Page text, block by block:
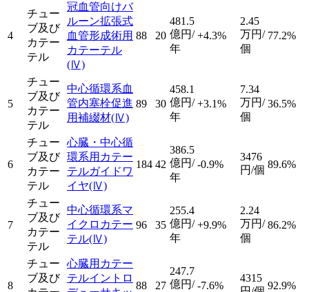
4
チュー
ブ及び
カテー
テル
冠血管向けバ
ルーン拡張式
血管形成術用
カテーテル
(Ⅳ)
88 20
481.5
億円/
年
+4.3%
2.45
万円/
個
77.2%
5
チュー
ブ及び
カテー
テル
中心循環系血
管内塞栓促進
用補綴材(Ⅳ)
89 30
458.1
億円/
年
+3.1%
7.34
万円/
個
36.5%
6
チュー
ブ及び
カテー
テル
心臓・中心循
環系用カテー
テルガイドワ
イヤ(Ⅳ)
184 42
386.5
億円/
年
-0.9%
3476
円/個 89.6%
7
チュー
ブ及び
カテー
テル
中心循環系マ
イクロカテー
テル(Ⅳ)
96 35
255.4
億円/
年
+9.9%
2.24
万円/
個
86.2%
8
チュー
ブ及び
心臓用カテー
テルイントロ
88 27
247.7
億円/ -7.6%
4315
92.9%